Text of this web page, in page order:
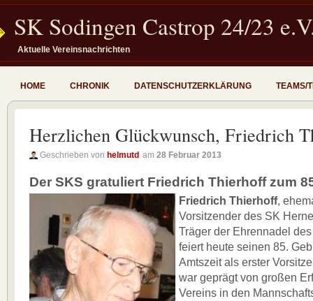
SK Sodingen Castrop 24/23
Aktuelle Vereinsnachrichten
HOME CHRONIK DATENSCHUTZERKLÄRUNG TEAMS/
Herzlichen Glückwunsch, Friedrich
Geschrieben von helmutd am 28 Februar 2013
Der SKS gratuliert Friedrich Thierhoff zum
Friedrich Thierhoff,
Vorsitzender des SK
Träger der Ehrennadel
feiert heute seinen 85.
Amtszeit als erster
war geprägt von großen
Vereins in den